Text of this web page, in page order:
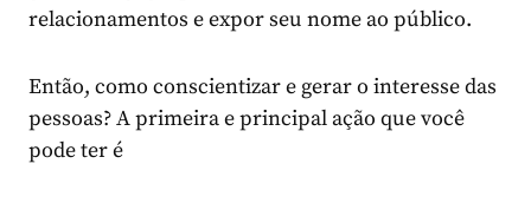
relacionamentos e expor seu nome ao público.
Então, como conscientizar e gerar o interesse das
pessoas? A primeira e principal ação que você
pode ter é